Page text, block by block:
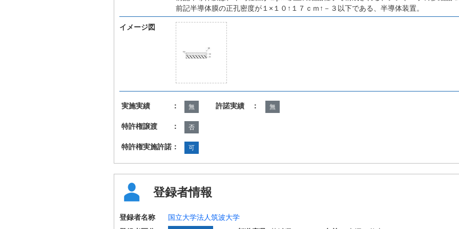
前記半導体膜の正孔密度が１×１０↑１７ｃｍ↑－３以下である、半導体装置。
イメージ図
実施実績 ： 無 許諾実績 ： 無
特許権譲渡 ： 否
特許権実施許諾： 可
登録者情報
登録者名称
国立大学法人筑波大学